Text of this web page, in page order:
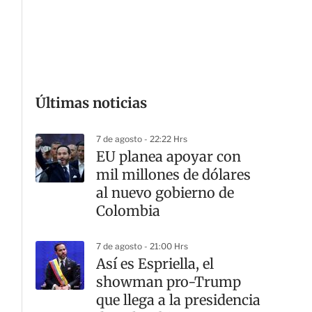
Últimas noticias
7 de agosto - 22:22 Hrs
EU planea apoyar con
mil millones de dólares
al nuevo gobierno de
Colombia
7 de agosto - 21:00 Hrs
Así es Espriella, el
showman pro-Trump
que llega a la presidencia